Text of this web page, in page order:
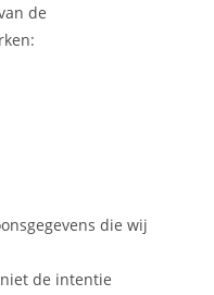
de
die wij
de intentie